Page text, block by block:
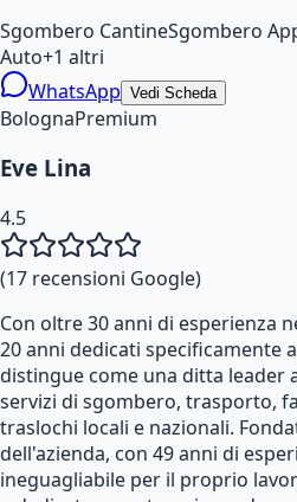
Sgombero CantineSgombero
Auto+1 altri
WhatsApp Vedi Scheda
BolognaPremium
Eve Lina
4.5
(17 recensioni Google)
Con oltre 30 anni di esperienza
20 anni dedicati specificamente
distingue come una ditta leader
servizi di sgombero, trasporto,
traslochi locali e nazionali.
dell'azienda, con 49 anni di
ineguagliabile per il proprio